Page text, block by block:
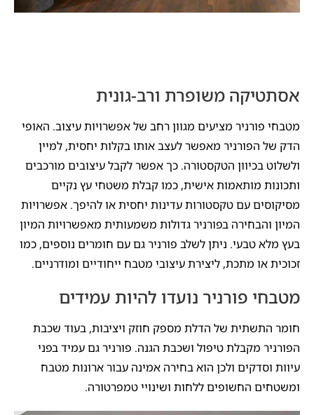
אסתטיקה משופרת ורב-גונית
מטבחי פורניר מציעים מגוון רחב של אפשרויות עיצוב. האופי
הדק של הפורניר מאפשר לעצב אותו בקלות יחסית, למיין
ולשלוט בכיוון הטקסטורה. כך אפשר לקבל עיצובים מורכבים
ותכונות מותאמות אישית, כמו קבלת משטחי עץ נקיים
מסיקוסים עם טקסטורות עדינות יחסית או להיפך. אפשרויות
המיון והבחירה בפורניר גדולות משמעותית מאפשרויות המיון
בעץ מלא טבעי. ניתן לשלב פורניר גם עם חומרים נוספים, כמו
זכוכית או מתכת, ליצירת עיצובי מטבח ייחודיים ומודרניים.
מטבחי פורניר נועדו להיות עמידים
חומר התשתית של הדלת מספק חוזק ויציבות, בעוד שכבת
הפורניר מקבלת טיפול ושכבת הגנה. פורניר גם עמיד בפני
עיוות וסדקים ולכן הוא בחירה אמינה עבור ארונות מטבח
ומשטחים החשופים ללחות ושינויי טמפרטורה.